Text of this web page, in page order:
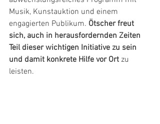
Musik, Kunstauktion und einem
engagierten Publikum. Ötscher freut
sich, auch in herausfordernden Zeiten
Teil dieser wichtigen Initiative zu sein
und damit konkrete Hilfe vor Ort zu
leisten.